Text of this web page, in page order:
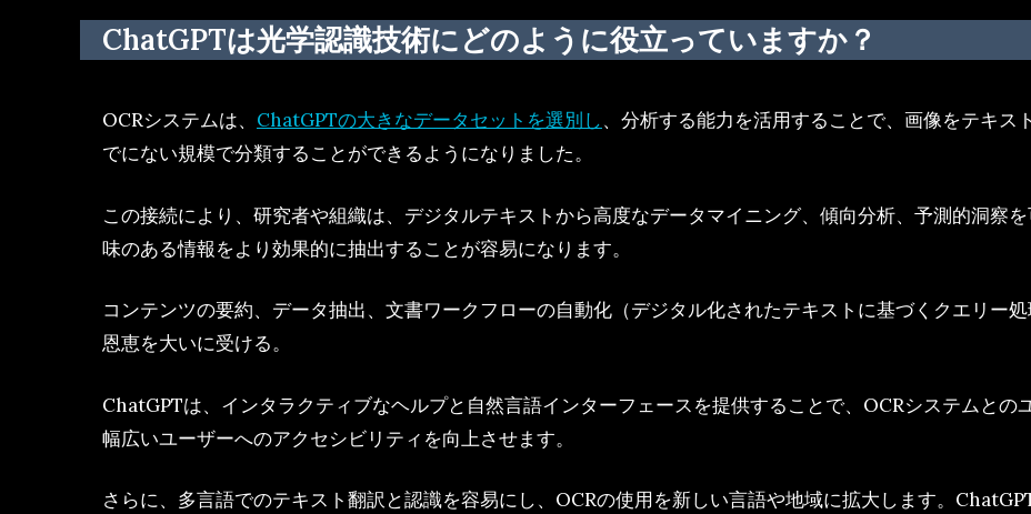
ChatGPTは光学認識技術にどのように役立っていますか？
OCRシステムは、 ChatGPTの大きなデータセットを選別し、分析する能力を活用することで、画像をテキス
でにない規模で分類することができるようになりました。
この接続により、研究者や組織は、デジタルテキストから高度なデータマイニング、傾向分析、予測的洞察
味のある情報をより効果的に抽出することが容易になります。
コンテンツの要約、データ抽出、文書ワークフローの自動化（デジタル化されたテキストに基づくクエリー
恩恵を大いに受ける。
ChatGPTは、インタラクティブなヘルプと自然言語インターフェースを提供することで、OCRシステムとの
幅広いユーザーへのアクセシビリティを向上させます。
さらに、多言語でのテキスト翻訳と認識を容易にし、OCRの使用を新しい言語や地域に拡大します。